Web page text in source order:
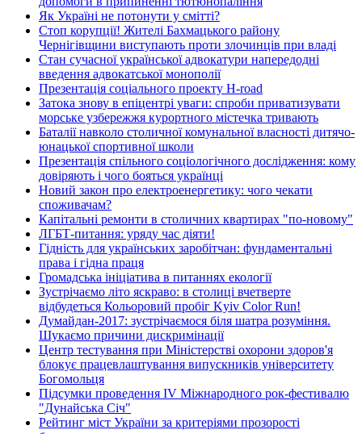
Як Україні не потонути у смітті?
Стоп корупції! Жителі Бахмацького району
Чернігівщини виступають проти злочинців при владі
Стан сучасної української адвокатури напередодні
введення адвокатської монополії
Презентація соціального проекту H-road
Затока знову в епіцентрі уваги: спроби приватизувати
морське узбережжя курортного містечка тривають
Баталії навколо столичної комунальної власності дитячо-
юнацької спортивної школи
Презентація спільного соціологічного дослідження: кому
довіряють і чого бояться українці
Новий закон про електроенергетику: чого чекати
споживачам?
Капітальні ремонти в столичних квартирах "по-новому"
ЛГБТ-питання: уряду час діяти!
Гідність для українських заробітчан: фундаментальні
права і гідна праця
Громадська ініціатива в питаннях екології
Зустрічаємо літо яскраво: в столиці вчетверте
відбудеться Кольоровий пробіг Kyiv Color Run!
Думайдан-2017: зустрічаємося біля шатра розуміння.
Шукаємо причини дискримінації
Центр тестування при Міністерстві охорони здоров'я
блокує працевлаштування випускників університету
Богомольця
Підсумки проведення IV Міжнародного рок-фестивалю
"Дунайська Січ"
Рейтинг міст України за критеріями прозорості